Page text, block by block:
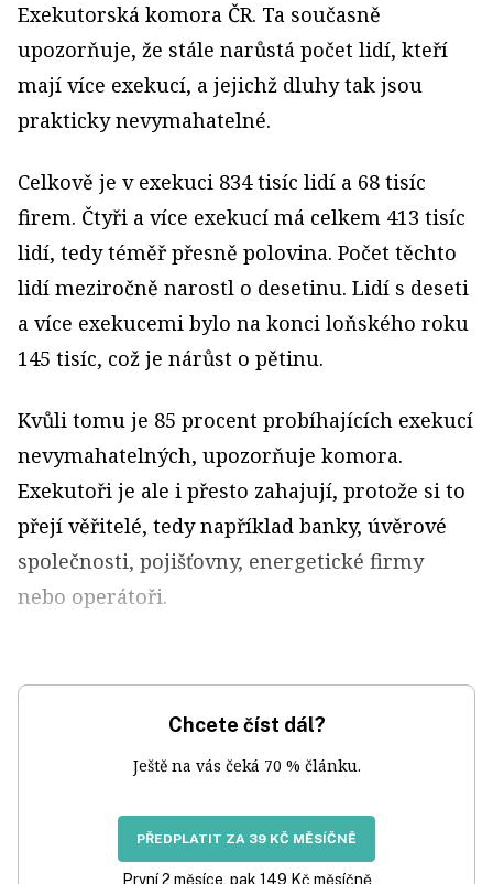
Exekutorská komora ČR. Ta současně
upozorňuje, že stále narůstá počet lidí, kteří
mají více exekucí, a jejichž dluhy tak jsou
prakticky nevymahatelné.
Celkově je v exekuci 834 tisíc lidí a 68 tisíc
firem. Čtyři a více exekucí má celkem 413 tisíc
lidí, tedy téměř přesně polovina. Počet těchto
lidí meziročně narostl o desetinu. Lidí s deseti
a více exekucemi bylo na konci loňského roku
145 tisíc, což je nárůst o pětinu.
Kvůli tomu je 85 procent probíhajících exekucí
nevymahatelných, upozorňuje komora.
Exekutoři je ale i přesto zahajují, protože si to
přejí věřitelé, tedy například banky, úvěrové
společnosti, pojišťovny, energetické firmy
nebo operátoři.
Chcete číst dál?
Ještě na vás čeká 70 % článku.
PŘEDPLATIT ZA 39 KČ MĚSÍČNĚ
První 2 měsíce, pak 149 Kč měsíčně